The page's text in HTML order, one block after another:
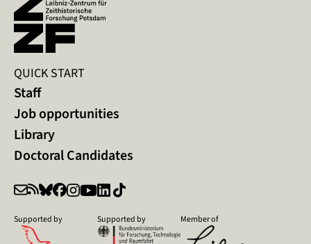
QUICK START
Staff
Job opportunities
Library
Doctoral Candidates
Supported by Supported by Member of